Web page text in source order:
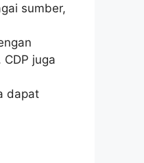
sumber,
juga
dapat